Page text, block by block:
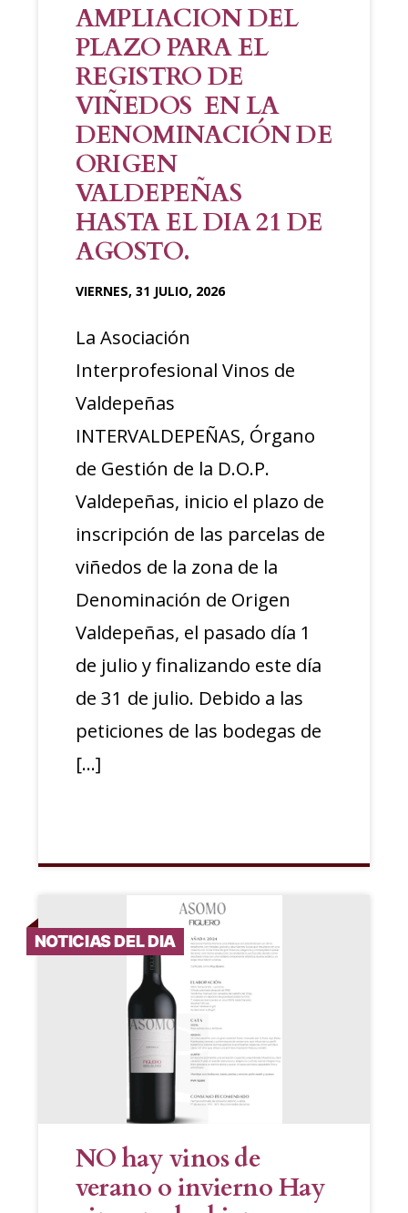
AMPLIACION DEL
PLAZO PARA EL
REGISTRO DE
VIÑEDOS EN LA
DENOMINACIÓN DE
ORIGEN
VALDEPEÑAS
HASTA EL DIA 21 DE
AGOSTO.
VIERNES, 31 JULIO, 2026
La Asociación
Interprofesional Vinos de
Valdepeñas
INTERVALDEPEÑAS, Órgano
de Gestión de la D.O.P.
Valdepeñas, inicio el plazo de
inscripción de las parcelas de
viñedos de la zona de la
Denominación de Origen
Valdepeñas, el pasado día 1
de julio y finalizando este día
de 31 de julio. Debido a las
peticiones de las bodegas de
[…]
NOTICIAS DEL DIA
NO hay vinos de
verano o invierno Hay